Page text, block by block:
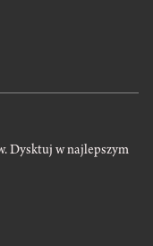
Dysktuj w najlepszym